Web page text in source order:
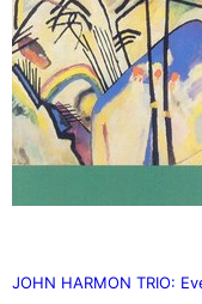
JOHN HARMON TRIO: